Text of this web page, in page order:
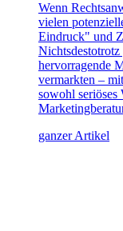
Wenn
vielen
Eindruck" und
hervorragende
vermarkten –
sowohl seriöses
ganzer Artikel